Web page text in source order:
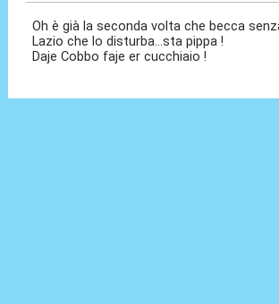
Oh è già la seconda volta che becca
Lazio che lo disturba...sta pippa !
Daje Cobbo faje er cucchiaio !